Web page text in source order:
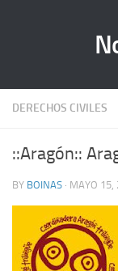
DERECHOS CIVILES
::Aragón::
BY BOINAS · MAYO